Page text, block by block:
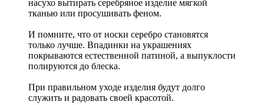
насухо вытирать серебряное изделие мягкой
тканью или просушивать феном.
И помните, что от носки серебро становятся
только лучше. Впадинки на украшениях
покрываются естественной патиной, а выпуклости
полируются до блеска.
При правильном уходе изделия будут долго
служить и радовать своей красотой.